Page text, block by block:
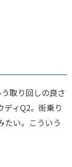
取り回しの良さ
ディQ2。街乗り
たい。こういう